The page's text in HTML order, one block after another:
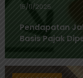
15/11/2025
Pendapatan
Basis Pajak